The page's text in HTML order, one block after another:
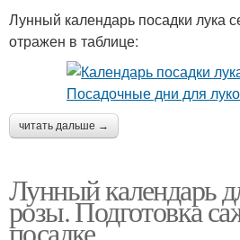
Лунный календарь посадки лука
отражен в таблице:
читать дальше →
Лунный календарь
розы. Подготовка
посадке